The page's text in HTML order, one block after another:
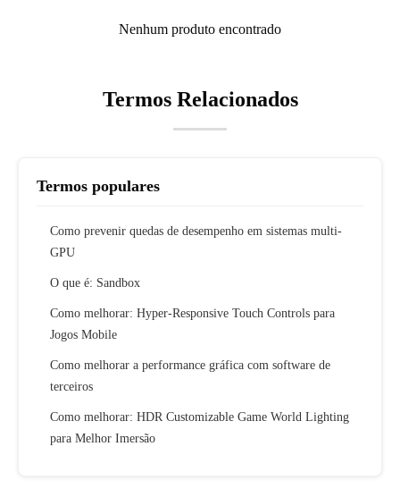
Nenhum produto encontrado
Termos Relacionados
Termos populares
Como prevenir quedas de desempenho em sistemas multi-
GPU
O que é: Sandbox
Como melhorar: Hyper-Responsive Touch Controls para
Jogos Mobile
Como melhorar a performance gráfica com software de
terceiros
Como melhorar: HDR Customizable Game World Lighting
para Melhor Imersão